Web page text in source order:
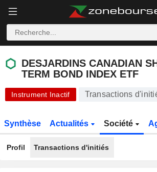
DESJARDINS CANADIAN
TERM BOND INDEX ETF
Instrument Inactif Transactions
Synthèse Actualités Société
Profil Transactions d'initiés